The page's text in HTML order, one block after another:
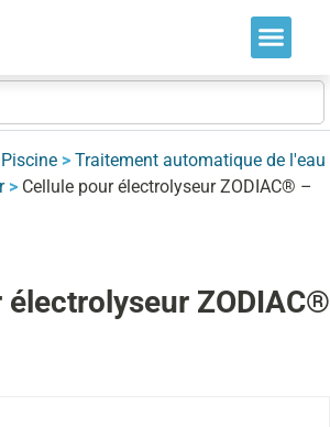
Piscine > Traitement automatique de l'eau
> Cellule pour électrolyseur ZODIAC® –
électrolyseur ZODIAC®